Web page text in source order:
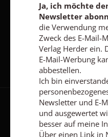
AGB und Widerrufsbelehrung
Ja, ich möchte
Newsletter
die Verwendung
Zweck des E-Mail-
Verlag Herder ein.
E-Mail-Werbung
abbestellen.
Ich bin
Newsletter und E-
und ausgewertet
besser auf meine
Über einen Link in